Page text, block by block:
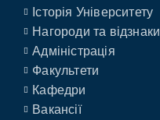
Історія Університету
Нагороди та відзнаки
Адміністрація
Факультети
Кафедри
Вакансії